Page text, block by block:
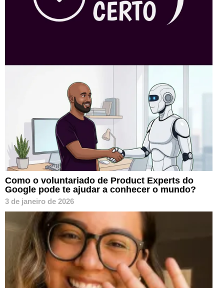
Como o voluntariado de Product Experts do
Google pode te ajudar a conhecer o mundo?
3 de janeiro de 2026